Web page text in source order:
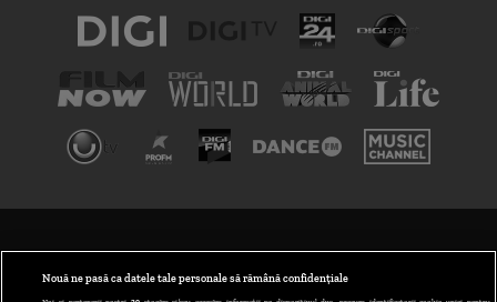
Nouă ne pasă ca datele tale personale să rămână confidențiale